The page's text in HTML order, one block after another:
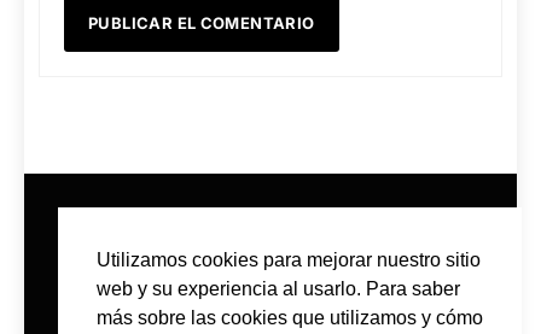
Utilizamos cookies para mejorar nuestro sitio
web y su experiencia al usarlo. Para saber
más sobre las cookies que utilizamos y cómo